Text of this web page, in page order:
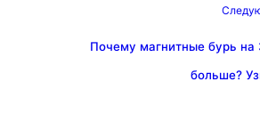
Почему магнитные бурь на
больше?